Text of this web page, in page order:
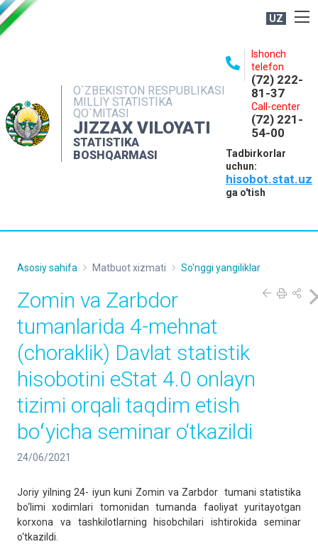
UZ
O`ZBEKISTON RESPUBLIKASI
MILLIY STATISTIKA
QO`MITASI
JIZZAX VILOYATI
STATISTIKA
BOSHQARMASI
Ishonch
telefon
(72) 222-
81-37
Call-center
(72) 221-
54-00
Tadbirkorlar
uchun:
hisobot.stat.uz
ga o'tish
NASHRLAR
INTERAKTIV XIZMATLAR
MATBUOT XIZMATI
Asosiy sahifa Matbuot xizmati So'nggi yangiliklar
Zomin va Zarbdor
tumanlarida 4-mehnat
(choraklik) Davlat statistik
hisobotini eStat 4.0 onlayn
tizimi orqali taqdim etish
boʻyicha seminar o‘tkazildi
24/06/2021
Joriy yilning 24- iyun kuni Zomin va Zarbdor tumani statistika
bo‘limi xodimlari tomonidan tumanda faoliyat yuritayotgan
korxona va tashkilotlarning hisobchilari ishtirokida seminar
o‘tkazildi.